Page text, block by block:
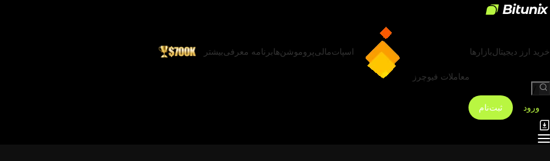
خرید ارز دیجیتالبازارها
معاملات فیوچرز
اسپاتمالیپروموشن‌هابرنامه معرفیبیشتر
ورود
ثبت‌نام